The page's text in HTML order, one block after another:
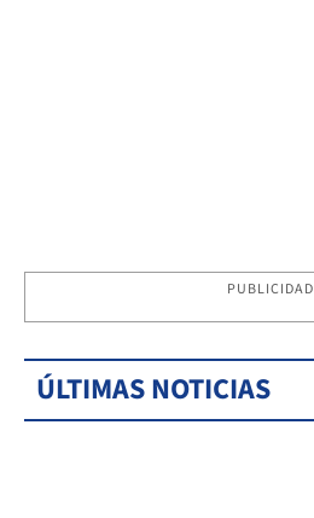
PUBLICIDAD
ÚLTIMAS NOTICIAS